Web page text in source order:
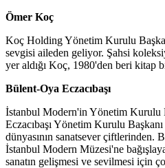
Ömer Koç
Koç Holding Yönetim Kurulu
sevgisi aileden geliyor. Şahsi
yer aldığı Koç, 1980'den beri kitap
Bülent-Oya Eczacıbaşı
İstanbul Modern'in Yönetim Kurulu
Eczacıbaşı Yönetim Kurulu
dünyasının sanatsever çiftlerinden.
İstanbul Modern Müzesi'ne
sanatın gelişmesi ve sevilmesi için